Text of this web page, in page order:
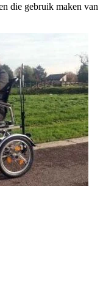
die gebruik maken van